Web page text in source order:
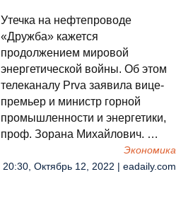
Утечка на нефтепроводе
«Дружба» кажется
продолжением мировой
энергетической войны. Об этом
телеканалу Prva заявила вице-
премьер и министр горной
промышленности и энергетики,
проф. Зорана Михайлович. …
Экономика
20:30, Октябрь 12, 2022 | eadaily.com